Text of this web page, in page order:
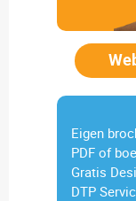
Eigen
PDF of
Gratis
DTP